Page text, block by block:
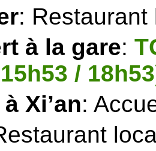
: Restaurant
à la gare:
/
Xi’an: